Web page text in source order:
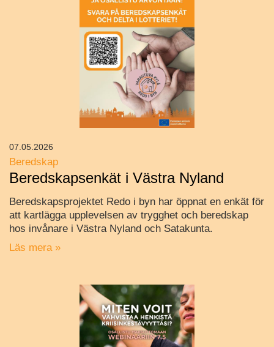
Beredskap
Beredskapsenkät i Västra Nyland
Beredskapsprojektet Redo i byn har öppnat en enkät för
att kartlägga upplevelsen av trygghet och beredskap
hos invånare i Västra Nyland och Satakunta.
Läs mera »
07.05.2026